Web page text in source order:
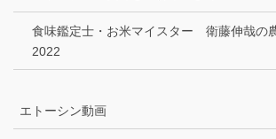
食味鑑定士・お米マイスター 衛藤伸哉の
2022
エトーシン動画